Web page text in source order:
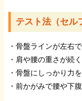
半
ア
テスト法（セル
・骨盤ラインが左右
・肩や腰の重さが続
・骨盤にしっかり力
・前かがみで腰や下